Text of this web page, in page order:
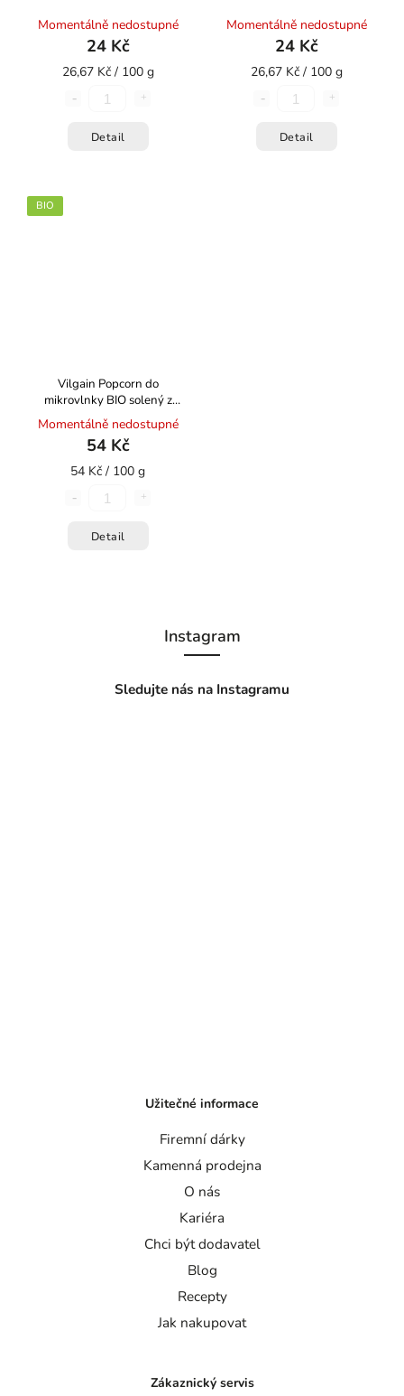
Momentálně nedostupné
24 Kč
26,67 Kč / 100 g
Detail
Momentálně nedostupné
24 Kč
26,67 Kč / 100 g
Detail
BIO
Vilgain Popcorn do
mikrovlnky BIO solený z
modré kukuřice 100 g
Momentálně nedostupné
54 Kč
54 Kč / 100 g
Detail
Instagram
Sledujte nás na Instagramu
Užitečné informace
Firemní dárky
Kamenná prodejna
O nás
Kariéra
Chci být dodavatel
Blog
Recepty
Jak nakupovat
Zákaznický servis